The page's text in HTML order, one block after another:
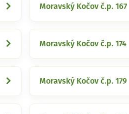
Moravský Kočov č.p. 167
Moravský Kočov č.p. 174
Moravský Kočov č.p. 179